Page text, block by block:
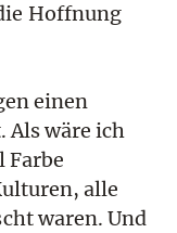
Hoffnung
einen
Als wäre ich
Farbe
alle
waren. Und